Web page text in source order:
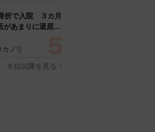
折で入院 ３カ月
があまりに退屈で
ッチブックを見
カノリ
６位以降を見る